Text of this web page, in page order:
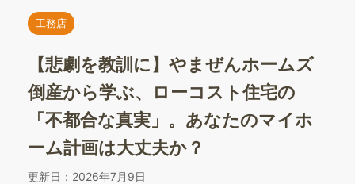
工務店
【悲劇を教訓に】やまぜんホームズ
倒産から学ぶ、ローコスト住宅の
「不都合な真実」。あなたのマイホ
ーム計画は大丈夫か？
更新日： 2026年7月9日